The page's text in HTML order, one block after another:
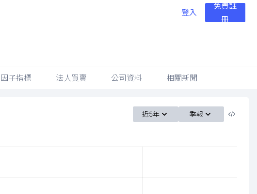
登入
免費註
冊
因子指標 法人買賣 公司資料 相關新聞
近5年 季報